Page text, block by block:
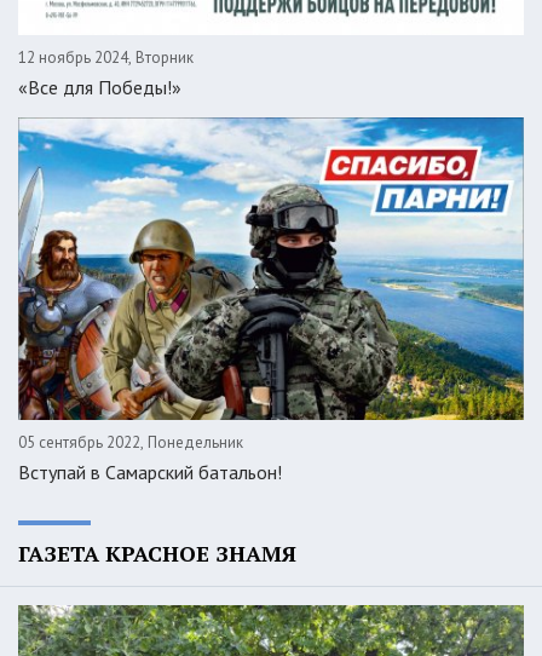
12 ноябрь 2024, Вторник
«Все для Победы!»
05 сентябрь 2022, Понедельник
Вступай в Самарский батальон!
ГАЗЕТА КРАСНОЕ ЗНАМЯ